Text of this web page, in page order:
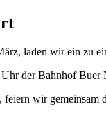
laden wir ein zu
der Bahnhof Buer
wir gemeinsam